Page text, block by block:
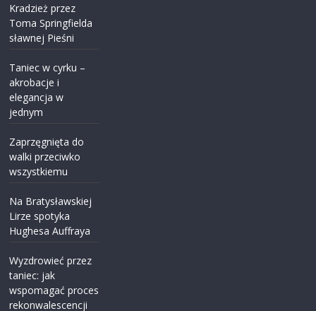
Kradzież przez
Toma Springfielda
sławnej Pieśni
Taniec w cyrku –
akrobacje i
elegancja w
jednym
Zaprzęgnięta do
walki przeciwko
wszystkiemu
Na Bratysławskiej
Lirze spotyka
Hughesa Auffraya
Wyzdrowieć przez
taniec: jak
wspomagać proces
rekonwalescencji